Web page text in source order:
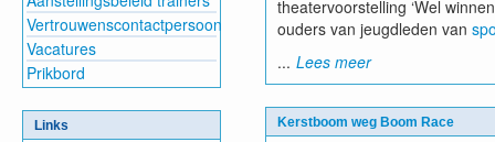
Vertrouwenscontactpersoon
Vacatures
Prikbord
Links
theatervoorstelling ‘Wel
ouders van jeugdleden van
... Lees meer
Kerstboom weg Boom Race